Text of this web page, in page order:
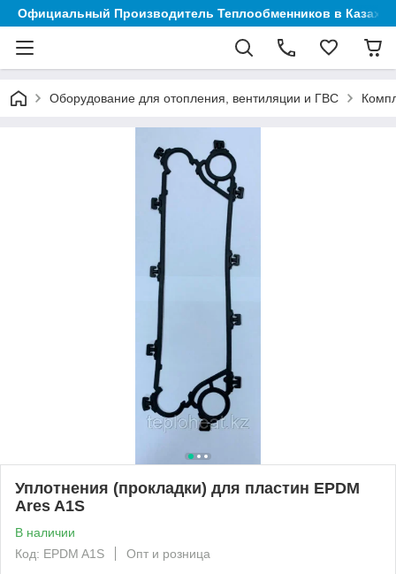
Официальный Производитель Теплообменников в
Оборудование для отопления, вентиляции и ГВС
Уплотнения (прокладки) для пластин EPDM
Ares A1S
В наличии
Код: EPDM A1S
Опт и розница